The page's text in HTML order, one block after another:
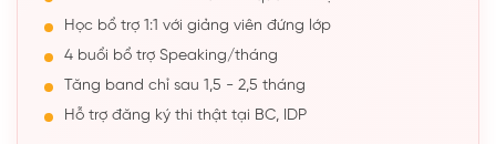
Học bổ trợ 1:1 với giảng viên đứng lớp
4 buổi bổ trợ Speaking/tháng
Tăng band chỉ sau 1,5 - 2,5 tháng
Hỗ trợ đăng ký thi thật tại BC, IDP